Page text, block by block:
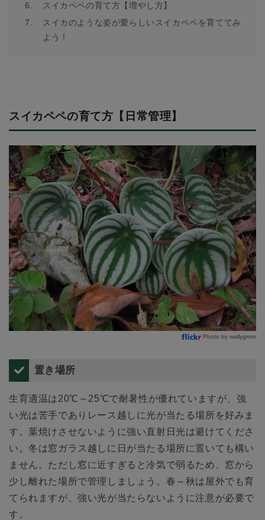
6.
スイカペペの育て方【増やし方】
7.
スイカのような姿が愛らしいスイカペペを育ててみ
よう！
スイカペペの育て方【日常管理】
Photo by wallygrom
置き場所
生育適温は20℃～25℃で耐暑性が優れていますが、強
い光は苦手でありレース越しに光が当たる場所を好みま
す。葉焼けさせないように強い直射日光は避けてくださ
い。冬は窓ガラス越しに日が当たる場所に置いても構い
ません。ただし窓に近すぎると冷気で弱るため、窓から
少し離れた場所で管理しましょう。春～秋は屋外でも育
てられますが、強い光が当たらないように注意が必要で
す。